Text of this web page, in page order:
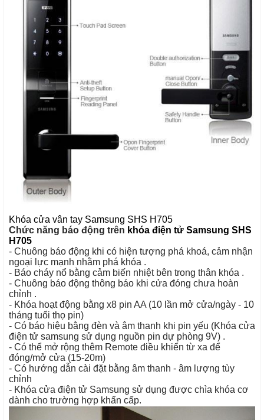
Khóa cửa vân tay Samsung SHS H705
Chức năng báo động trên khóa điện tử Samsung SHS
H705
- Chuông báo động khi có hiện tượng phá khoá, cảm nhận
ngoại lực mạnh nhằm phá khóa .
- Báo cháy nổ bằng cảm biến nhiệt bên trong thân khóa .
- Chuông báo động thông báo khi cửa đóng chưa hoàn
chỉnh .
- Khóa hoạt động bằng x8 pin AA (10 lần mở cửa/ngày - 10
tháng tuổi thọ pin)
- Có báo hiệu bằng đèn và âm thanh khi pin yếu (Khóa cửa
điện tử samsung sử dụng nguồn pin dự phòng 9V) .
- Có thể mở rộng thêm Remote điều khiển từ xa để
đóng/mở cửa (15-20m)
- Có hướng dẫn cài đặt bằng âm thanh - âm lượng tùy
chỉnh
- Khóa cửa điện tử Samsung sử dụng được chìa khóa cơ
dành cho trường hợp khẩn cấp.